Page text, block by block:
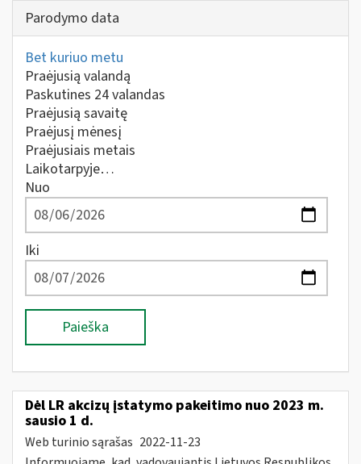
Parodymo data
Bet kuriuo metu
Praėjusią valandą
Paskutines 24 valandas
Praėjusią savaitę
Praėjusį mėnesį
Praėjusiais metais
Laikotarpyje…
Nuo
Iki
Paieška
Dėl LR akcizų įstatymo pakeitimo nuo 2023 m.
sausio 1 d.
Web turinio sąrašas 2022-11-23